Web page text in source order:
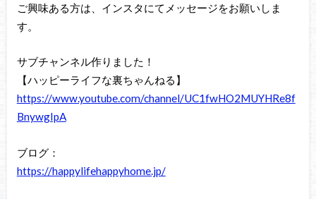
ご興味ある方は、インスタにてメッセージをお願いしま
す。
サブチャンネル作りました！
【ハッピーライフな裏ちゃんねる】
https://www.youtube.com/channel/UC1fwHO2MUYHRe8f
BnywgIpA
ブログ：
https://happylifehappyhome.jp/